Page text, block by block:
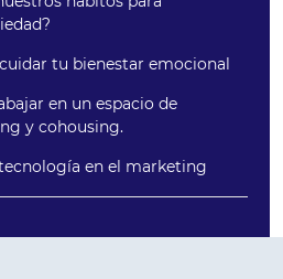
tu bienestar emocional
en un espacio de
y cohousing.
en el marketing